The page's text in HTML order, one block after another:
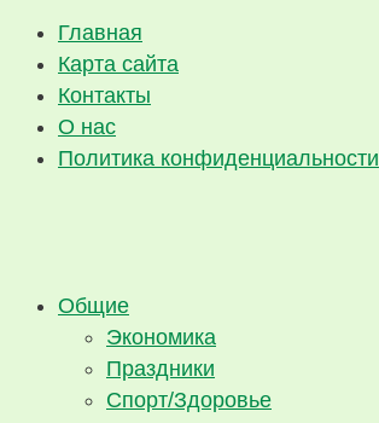
Главная
Карта сайта
Контакты
О нас
Политика конфиденциальности
Общие
Экономика
Праздники
Спорт/Здоровье